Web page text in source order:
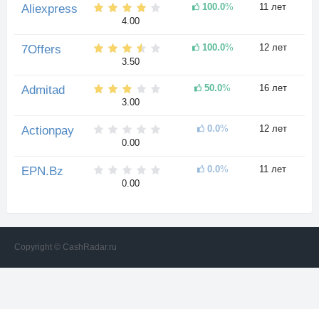
Aliexpress
4.00
100.0% 11 лет
7Offers
3.50
100.0% 12 лет
Admitad
3.00
50.0% 16 лет
Actionpay
0.00
0.0% 12 лет
EPN.Bz
0.00
0.0% 11 лет
Copyright © CashRadar.ru